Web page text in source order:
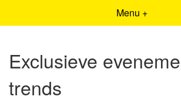
Menu +
Exclusieve
trends